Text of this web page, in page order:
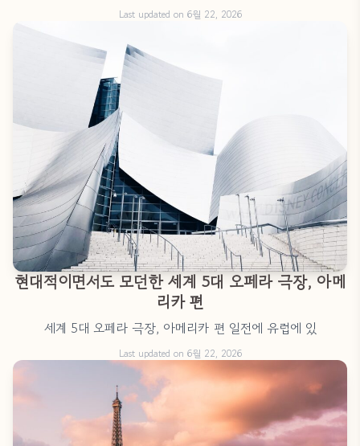
Last updated on 6월 22, 2026
현대적이면서도 모던한 세계 5대 오페라 극장, 아메
리카 편
세계 5대 오페라 극장, 아메리카 편 일전에 유럽에 있
Last updated on 6월 22, 2026